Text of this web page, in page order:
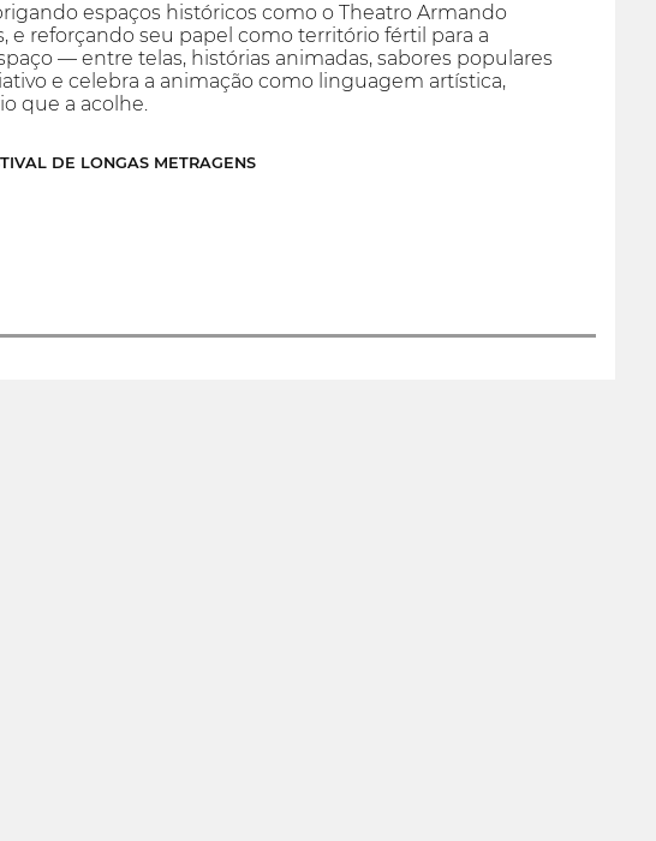
espaços históricos como o Theatro Armando
e reforçando seu papel como território fértil para a
— entre telas, histórias animadas, sabores populares
e celebra a animação como linguagem artística,
que a acolhe.
DE LONGAS METRAGENS